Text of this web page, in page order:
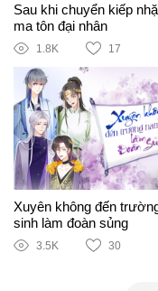
Sau khi chuyển kiếp
ma tôn đại nhân
1.8K 17
Xuyên không đến
sinh làm đoàn sủng
3.5K 30